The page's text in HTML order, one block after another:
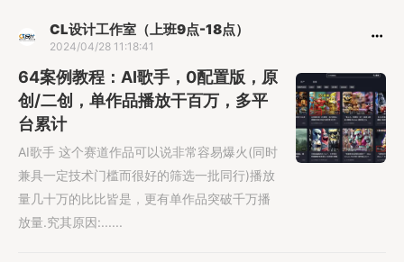
CL设计工作室（上班9点-18点）
2024/04/28 11:18:41
64案例教程：AI歌手，0配置版，原
创/二创，单作品播放干百万，多平
台累计
AI歌手 这个赛道作品可以说非常容易爆火(同时
兼具一定技术门槛而很好的筛选一批同行)播放
量几十万的比比皆是，更有单作品突破千万播
放量.究其原因:......